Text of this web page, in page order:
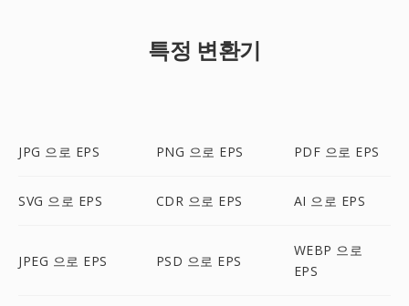
특정 변환기
JPG 으로 EPS PNG 으로 EPS PDF 으로 EPS
SVG 으로 EPS CDR 으로 EPS AI 으로 EPS
JPEG 으로 EPS PSD 으로 EPS
WEBP 으로
EPS